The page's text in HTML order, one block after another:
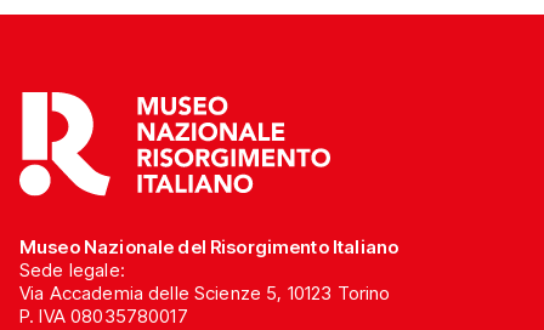
Museo Nazionale del Risorgimento Italiano
Sede legale:
Via Accademia delle Scienze 5, 10123 Torino
P. IVA 08035780017